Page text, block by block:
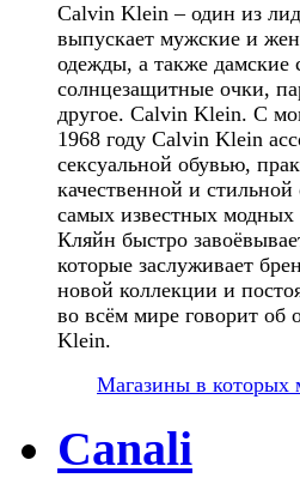
Calvin Klein – один из
выпускает мужские и
одежды, а также дамские
солнцезащитные очки,
другое. Calvin Klein. С
1968 году Calvin Klein
сексуальной обувью,
качественной и
самых известных
Кляйн быстро
которые заслуживает
новой коллекции и
во всём мире говорит об
Klein.
Магазины в
Canali